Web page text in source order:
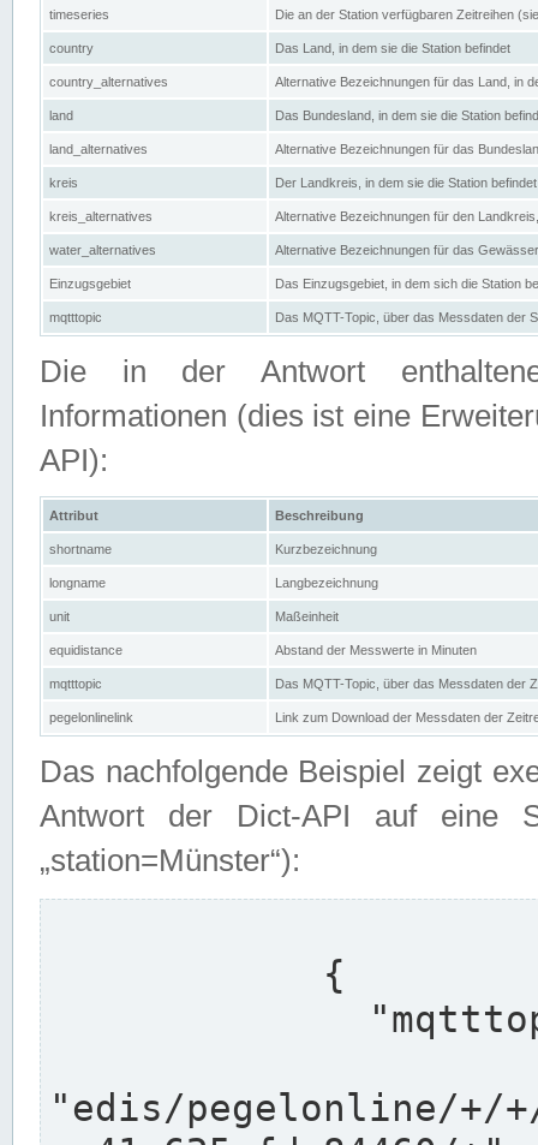
timeseries Die an der Station verfügbaren Zeitreihen
country Das Land, in dem sie die Station befindet
country_alternatives Alternative Bezeichnungen für das Land, in
land Das Bundesland, in dem sie die Station
land_alternatives Alternative Bezeichnungen für das
kreis Der Landkreis, in dem sie die Station befindet
kreis_alternatives Alternative Bezeichnungen für den
water_alternatives Alternative Bezeichnungen für das
Einzugsgebiet Das Einzugsgebiet, in dem sich die Station
mqtttopic Das MQTT-Topic, über das Messdaten der
Die in der Antwort
Informationen (dies ist eine
API):
Attribut Beschreibung
shortname Kurzbezeichnung
longname Langbezeichnung
unit Maßeinheit
equidistance Abstand der Messwerte in Minuten
mqtttopic Das MQTT-Topic, über das Messdaten der
pegelonlinelink Link zum Download der Messdaten der
Das nachfolgende Beispiel zeigt
Antwort der Dict-API auf eine
„station=Münster“):
"edis/pegelonline/+/